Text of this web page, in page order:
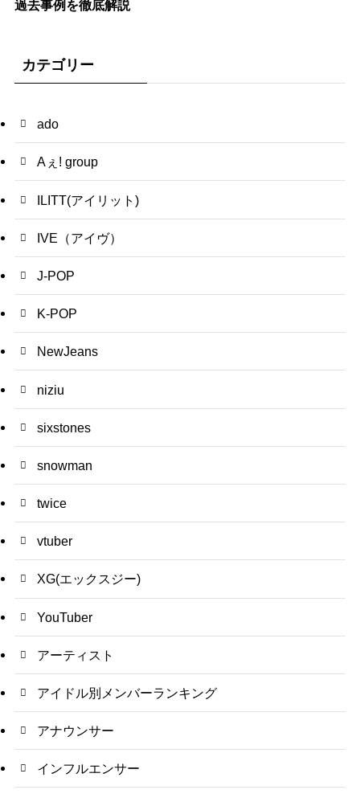
過去事例を徹底解説
カテゴリー
ado
Aぇ! group
ILITT(アイリット)
IVE（アイヴ）
J-POP
K-POP
NewJeans
niziu
sixstones
snowman
twice
vtuber
XG(エックスジー)
YouTuber
アーティスト
アイドル別メンバーランキング
アナウンサー
インフルエンサー